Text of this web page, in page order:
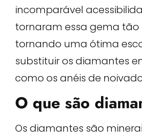
incomparável
tornaram essa gema tão
tornando uma ótima
substituir os diamantes
como os anéis de
O que são
Os diamantes são